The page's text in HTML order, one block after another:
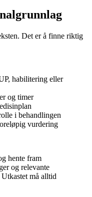
Det er å finne riktig
habilitering eller
og timer
i behandlingen
vurdering
hente fram
og relevante
må alltid